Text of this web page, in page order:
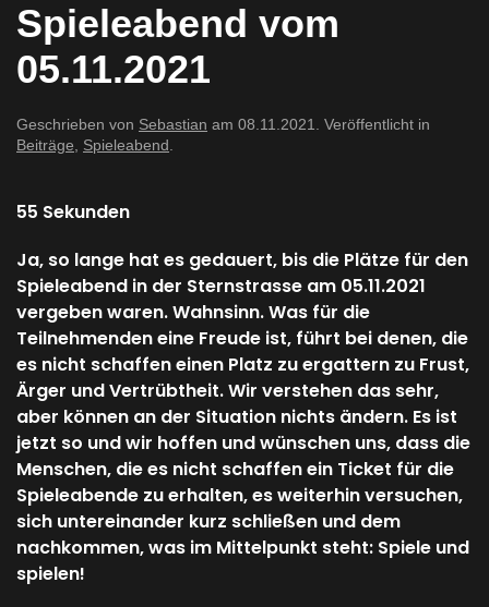
Spieleabend vom
05.11.2021
Geschrieben von Sebastian am 08.11.2021
. Veröffentlicht in
Beiträge
Spieleabend
55 Sekunden
Ja, so lange hat es gedauert, bis die Plätze für den
Spieleabend in der Sternstrasse am 05.11.2021
vergeben waren. Wahnsinn. Was für die
Teilnehmenden eine Freude ist, führt bei denen, die
es nicht schaffen einen Platz zu ergattern zu Frust,
Ärger und Vertrübtheit. Wir verstehen das sehr,
aber können an der Situation nichts ändern. Es ist
jetzt so und wir hoffen und wünschen uns, dass die
Menschen, die es nicht schaffen ein Ticket für die
Spieleabende zu erhalten, es weiterhin versuchen,
sich untereinander kurz schließen und dem
nachkommen, was im Mittelpunkt steht: Spiele und
spielen!